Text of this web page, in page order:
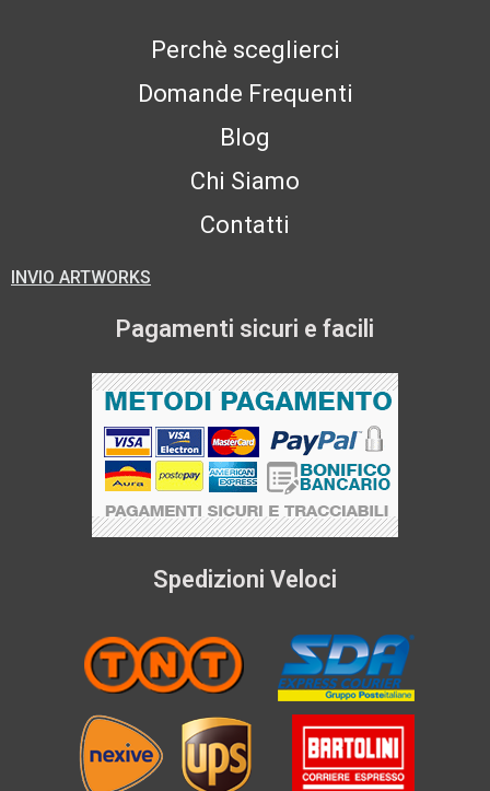
Perchè sceglierci
Domande Frequenti
Blog
Chi Siamo
Contatti
INVIO ARTWORKS
Pagamenti sicuri e facili
Spedizioni Veloci